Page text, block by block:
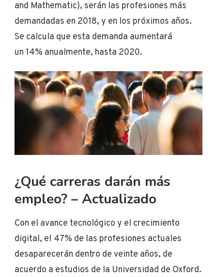
and Mathematic), serán las profesiones más
demandadas en 2018, y en los próximos años.
Se calcula que esta demanda aumentará
un 14% anualmente, hasta 2020.
¿Qué carreras darán más
empleo? – Actualizado
Con el avance tecnológico y el crecimiento
digital, el 47% de las profesiones actuales
desaparecerán dentro de veinte años, de
acuerdo a estudios de la Universidad de Oxford.